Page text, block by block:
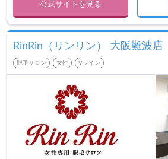
公式サイトを見る
RinRin（リンリン） 大阪難波店
脱毛サロン 女性 Vライン